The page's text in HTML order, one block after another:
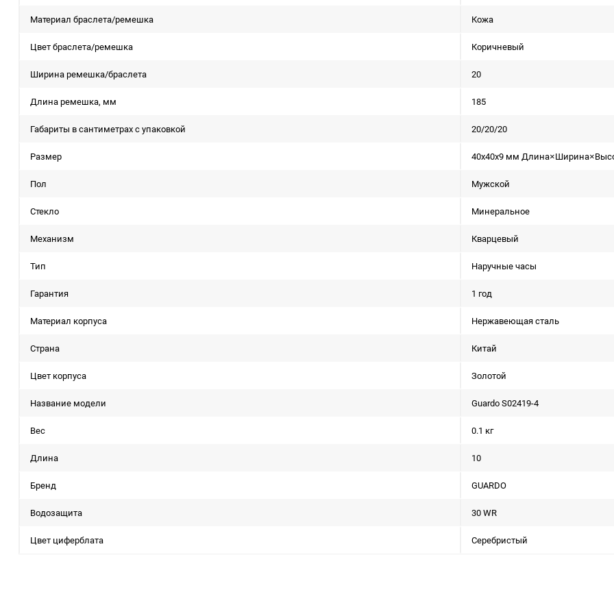
Материал браслета/ремешка Кожа
Цвет браслета/ремешка Коричневый
Ширина ремешка/браслета 20
Длина ремешка, мм 185
Габариты в сантиметрах с упаковкой 20/20/20
Размер 40x40x9 мм
Пол Мужской
Стекло Минеральное
Механизм Кварцевый
Тип Наручные часы
Гарантия 1 год
Материал корпуса Нержавеющая сталь
Страна Китай
Цвет корпуса Золотой
Название модели Guardo S02419-4
Вес 0.1 кг
Длина 10
Бренд GUARDO
Водозащита 30 WR
Цвет циферблата Серебристый